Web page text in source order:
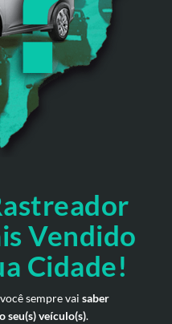
Vendido
Cidade!
sempre vai saber
seu(s) veículo(s).